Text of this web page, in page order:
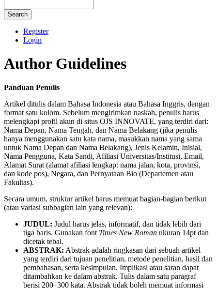
Search
Register
Login
Author Guidelines
Panduan Penulis
Artikel ditulis dalam Bahasa Indonesia atau Bahasa Inggris, dengan
format satu kolom. Sebelum mengirimkan naskah, penulis harus
melengkapi profil akun di situs OJS INNOVATE, yang terdiri dari:
Nama Depan, Nama Tengah, dan Nama Belakang (jika penulis
hanya menggunakan satu kata nama, masukkan nama yang sama
untuk Nama Depan dan Nama Belakang), Jenis Kelamin, Inisial,
Nama Pengguna, Kata Sandi, Afiliasi Universitas/Institusi, Email,
Alamat Surat (alamat afiliasi lengkap: nama jalan, kota, provinsi,
dan kode pos), Negara, dan Pernyataan Bio (Departemen atau
Fakultas).
Secara umum, struktur artikel harus memuat bagian-bagian berikut
(atau variasi subbagian lain yang relevan):
JUDUL: Judul harus jelas, informatif, dan tidak lebih dari
tiga baris. Gunakan font Times New Roman ukuran 14pt dan
dicetak tebal.
ABSTRAK: Abstrak adalah ringkasan dari sebuah artikel
yang terdiri dari tujuan penelitian, metode penelitian, hasil dan
pembahasan, serta kesimpulan. Implikasi atau saran dapat
ditambahkan ke dalam abstrak. Tulis dalam satu paragraf
berisi 200–300 kata. Abstrak tidak boleh memuat informasi